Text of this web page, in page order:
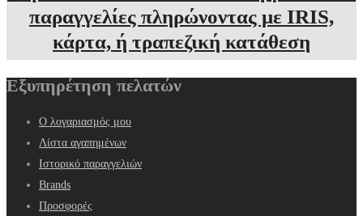
παραγγελίες πληρώνοντας με IRIS,
κάρτα, ή τραπεζική κατάθεση
Εξυπηρέτηση πελατών
Ο λογαριασμός μου
Λίστα αγαπημένων
Ιστορικό παραγγελιών
Brands
Προσφορές